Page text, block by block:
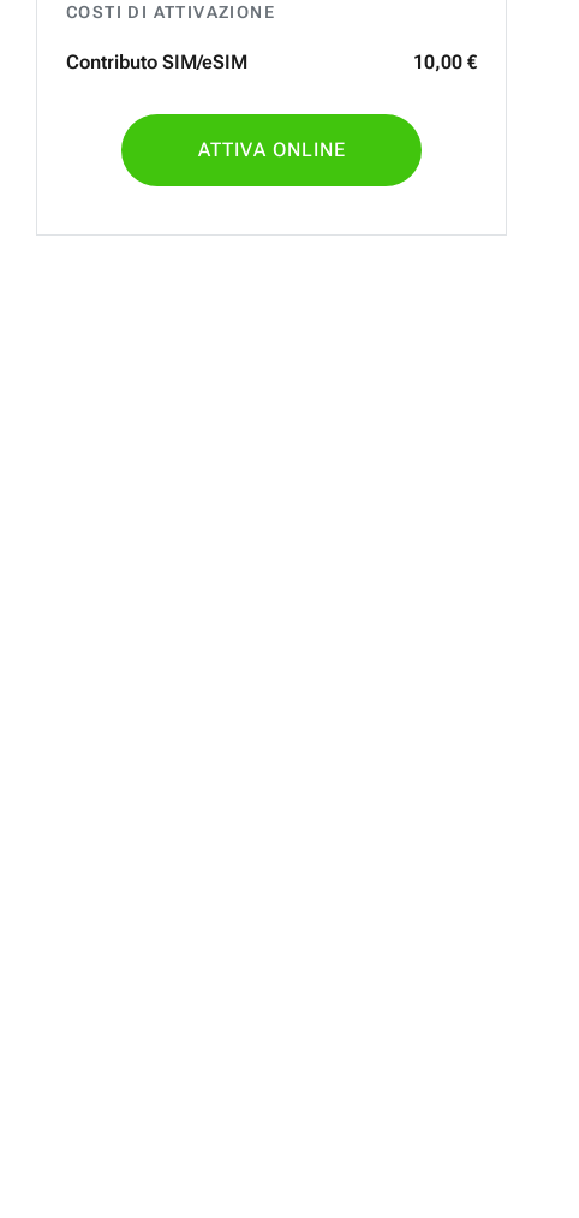
COSTI DI ATTIVAZIONE
Contributo SIM/eSIM 10,00 €
ATTIVA ONLINE